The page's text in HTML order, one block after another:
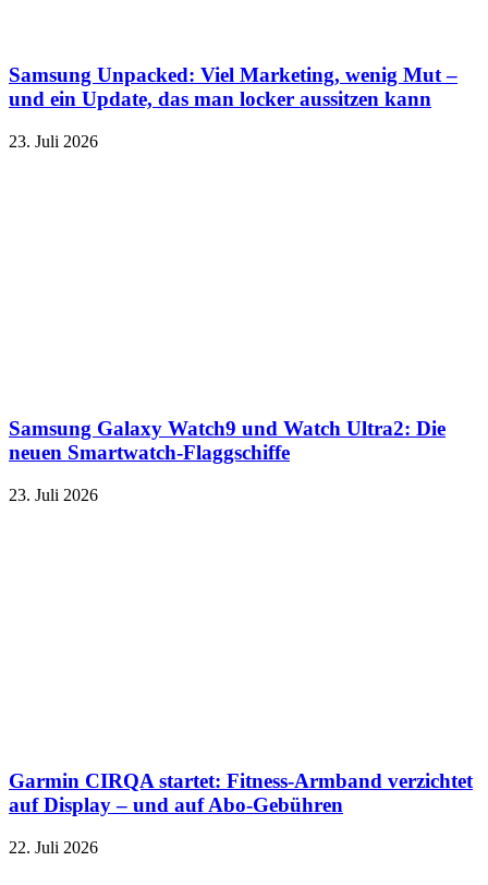
Samsung Unpacked: Viel Marketing, wenig Mut –
und ein Update, das man locker aussitzen kann
23. Juli 2026
Samsung Galaxy Watch9 und Watch Ultra2: Die
neuen Smartwatch-Flaggschiffe
23. Juli 2026
Garmin CIRQA startet: Fitness-Armband verzichtet
auf Display – und auf Abo-Gebühren
22. Juli 2026